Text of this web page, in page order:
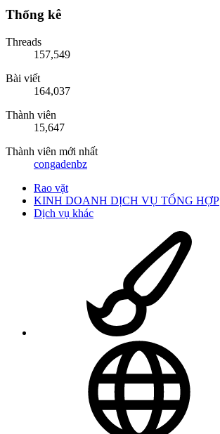
Thống kê
Threads
157,549
Bài viết
164,037
Thành viên
15,647
Thành viên mới nhất
congadenbz
Rao vặt
KINH DOANH DỊCH VỤ TỔNG HỢP
Dịch vụ khác